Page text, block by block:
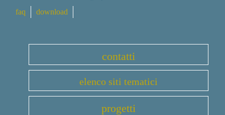
faq download
contatti
elenco siti tematici
progetti